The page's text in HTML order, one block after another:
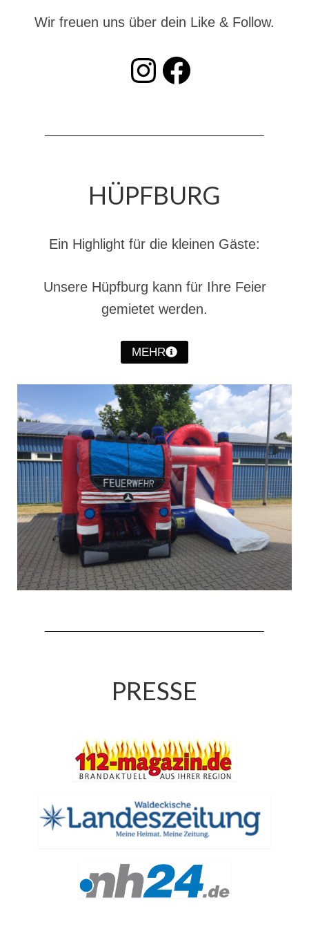
Christkindwiegen 2023
Christkindwiegen 2018
Christkindwiegen 2016
Oktoberfestkonzert 2018
Benefizkonzert 2021
Tagesfahrt 2017
Fahrzeuge & Technik
Stützpunkt
Einsatzfahrzeuge
Einsatzleitwagen ELW 1
Hilfeleistungslöschgruppenfahrzeug HLF
20
Gerätewagen Logistik GW-L 2
Gerätewagen Gefahrgut GW-G
Kleinalarmfahrzeug KLAF
Wir freuen uns über dein Like & Follow.
INSTAGRAM Facebook
HÜPFBURG
Ein Highlight für die kleinen Gäste:
Unsere Hüpfburg kann für Ihre Feier
gemietet werden.
MEHR
PRESSE